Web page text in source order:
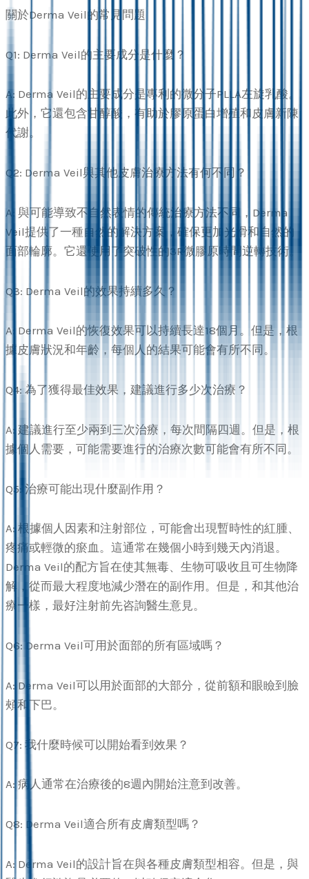
關於Derma Veil的常見問題
Q1: Derma Veil的主要成分是什麼？
A: Derma Veil的主要成分是專利的微分子PLLA左旋乳酸。
此外，它還包含甘醇酸，有助於膠原蛋白增殖和皮膚新陳
代謝。
Q2: Derma Veil與其他皮膚治療方法有何不同？
A: 與可能導致不自然表情的傳統治療方法不同，Derma
Veil提供了一種自然的解決方案，確保更加光滑和自然的
面部輪廓。它還使用了突破性的3R微膠原時間逆轉技術。
Q3: Derma Veil的效果持續多久？
A: Derma Veil的恢復效果可以持續長達18個月。但是，根
據皮膚狀況和年齡，每個人的結果可能會有所不同。
Q4: 為了獲得最佳效果，建議進行多少次治療？
A: 建議進行至少兩到三次治療，每次間隔四週。但是，根
據個人需要，可能需要進行的治療次數可能會有所不同。
Q5: 治療可能出現什麼副作用？
A: 根據個人因素和注射部位，可能會出現暫時性的紅腫、
疼痛或輕微的瘀血。這通常在幾個小時到幾天內消退。
Derma Veil的配方旨在使其無毒、生物可吸收且可生物降
解，從而最大程度地減少潛在的副作用。但是，和其他治
療一樣，最好注射前先咨詢醫生意見。
Q6: Derma Veil可用於面部的所有區域嗎？
A: Derma Veil可以用於面部的大部分，從前額和眼瞼到臉
頰和下巴。
Q7: 我什麼時候可以開始看到效果？
A: 病人通常在治療後的8週內開始注意到改善。
Q8: Derma Veil適合所有皮膚類型嗎？
A: Derma Veil的設計旨在與各種皮膚類型相容。但是，與